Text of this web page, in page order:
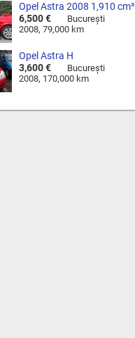
Opel Astra 2008 1,910 cm³
120 CP / 88 kW Diesel
Manua
6,500 €
Bucureşti
2008, 79,000 km
Opel Astra H
3,600 €
Bucureşti
2008, 170,000 km